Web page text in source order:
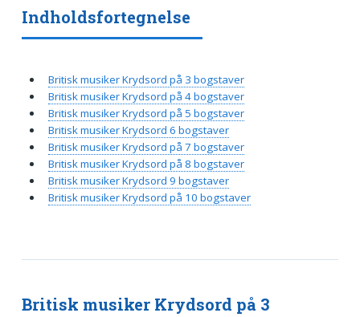
Britisk musiker Krydsord på 3
Indholdsfortegnelse
Britisk musiker Krydsord på 3 bogstaver
Britisk musiker Krydsord på 4 bogstaver
Britisk musiker Krydsord på 5 bogstaver
Britisk musiker Krydsord 6 bogstaver
Britisk musiker Krydsord på 7 bogstaver
Britisk musiker Krydsord på 8 bogstaver
Britisk musiker Krydsord 9 bogstaver
Britisk musiker Krydsord på 10 bogstaver